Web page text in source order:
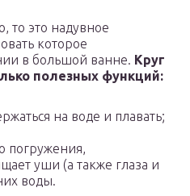
то это надувное
которое
в большой ванне. Круг
полезных функций:
на воде и плавать;
погружения,
уши (а также глаза и
воды.